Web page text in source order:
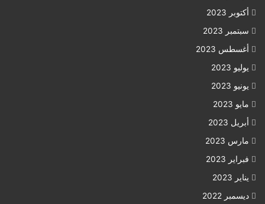
أكتوبر 2023
سبتمبر 2023
أغسطس 2023
يوليو 2023
يونيو 2023
مايو 2023
أبريل 2023
مارس 2023
فبراير 2023
يناير 2023
ديسمبر 2022